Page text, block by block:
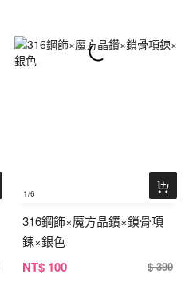
1/6
316鋼飾×魔方晶鑽×鎖骨項
鍊×銀色
NT$ 100 $ 390